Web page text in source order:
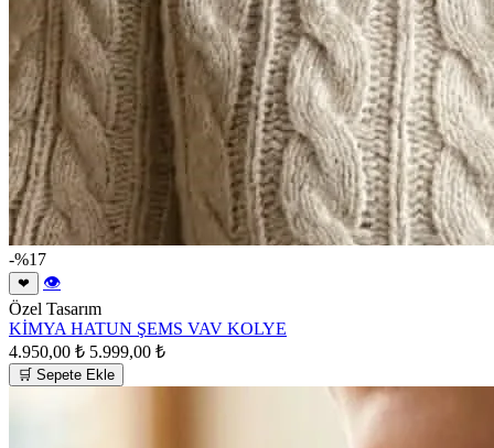
-%17
❤
👁
Özel Tasarım
KİMYA HATUN ŞEMS VAV KOLYE
4.950,00 ₺ 5.999,00 ₺
🛒 Sepete Ekle